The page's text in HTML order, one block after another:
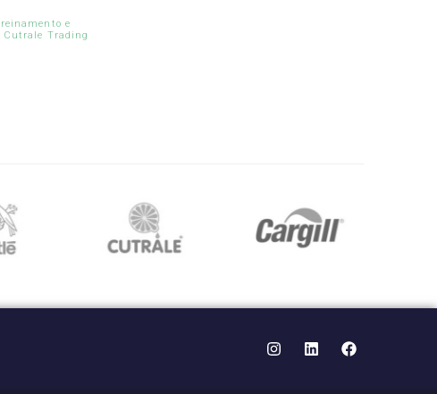
e
Cutrale Trading